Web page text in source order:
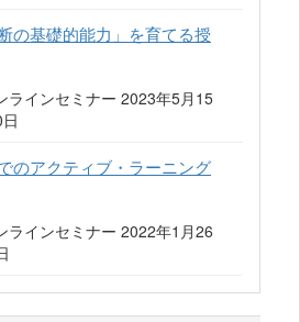
の基礎的能力」を育てる授
ラインセミナー 2023年5月15
のアクティブ・ラーニング
ラインセミナー 2022年1月26